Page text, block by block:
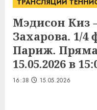
ТРАНСЛЯЦИИ
Мэдисон Киз
Захарова. 1/4
Париж.
15.05.2026 в
16:38 15.05.2026